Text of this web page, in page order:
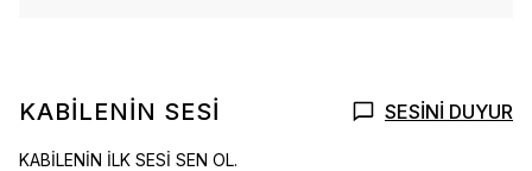
KABİLENİN SESİ SESİNİ DUYUR
KABİLENİN İLK SESİ SEN OL.